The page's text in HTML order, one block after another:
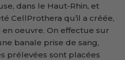
dans le Haut-Rhin, et
CellProthera qu’il a créée,
oeuvre. On effectue sur
banale prise de sang,
prélevées sont placées